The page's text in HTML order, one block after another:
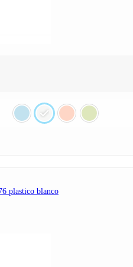
plastico blanco